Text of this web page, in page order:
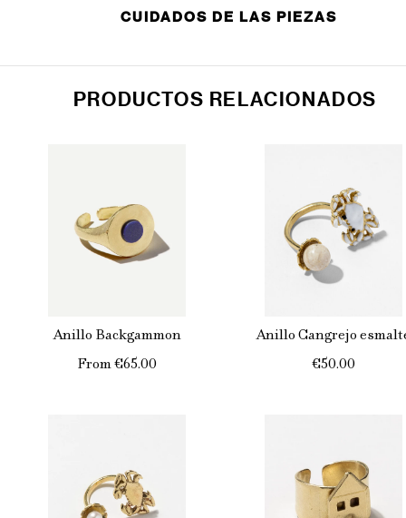
CUIDADOS DE LAS PIEZAS
PRODUCTOS RELACIONADOS
Anillo Backgammon
From€65.00
Anillo Cangrejo
€50.00